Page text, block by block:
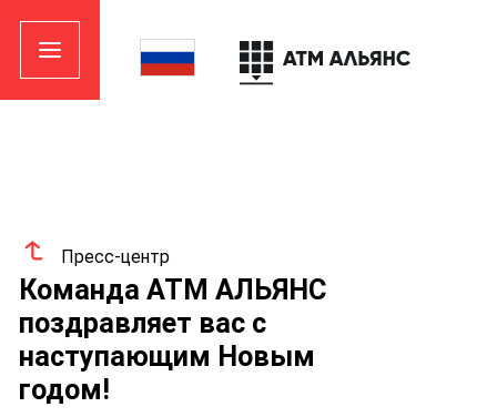
Пресс-центр
Команда АТМ АЛЬЯНС
поздравляет вас с
наступающим Новым
годом!